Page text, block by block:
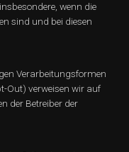
wenn die
sind und bei diesen
Verarbeitungsformen
Out) verweisen wir auf
der Betreiber der